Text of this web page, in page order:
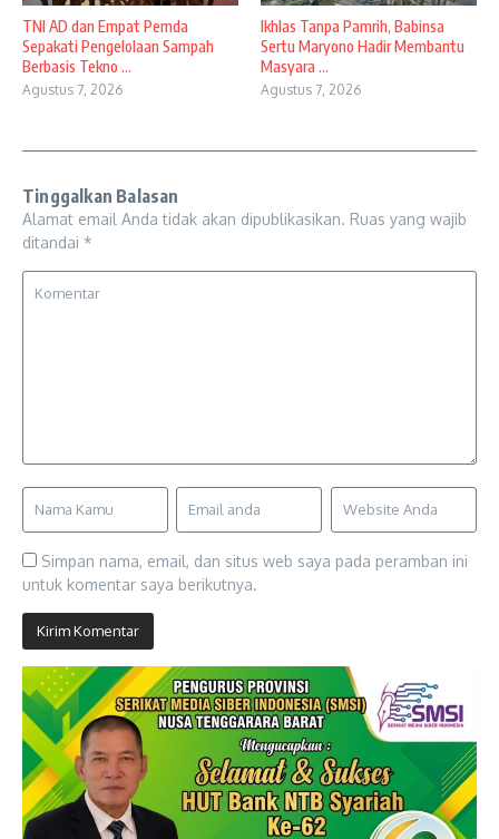
TNI AD dan Empat Pemda
Sepakati Pengelolaan Sampah
Berbasis Tekno ...
Agustus 7, 2026
Ikhlas Tanpa Pamrih, Babinsa
Sertu Maryono Hadir Membantu
Masyara ...
Agustus 7, 2026
Tinggalkan Balasan
Alamat email Anda tidak akan dipublikasikan. Ruas yang wajib
ditandai *
Simpan nama, email, dan situs web saya pada peramban ini
untuk komentar saya berikutnya.